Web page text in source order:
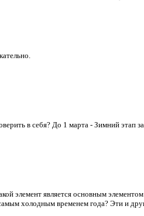
в себя? До 1 марта - Зимний этап
элемент является основным
холодным временем года? Эти и